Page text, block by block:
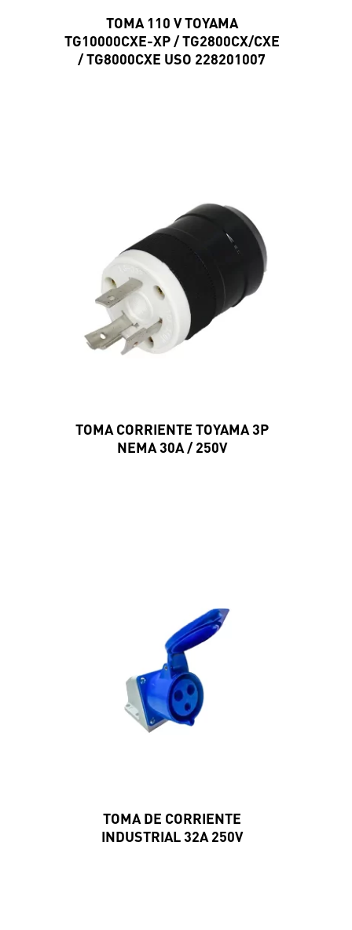
TOMA 110 V TOYAMA
TG10000CXE-XP / TG2800CX/CXE
/ TG8000CXE USO 228201007
TOMA CORRIENTE TOYAMA 3P
NEMA 30A / 250V
TOMA DE CORRIENTE
INDUSTRIAL 32A 250V